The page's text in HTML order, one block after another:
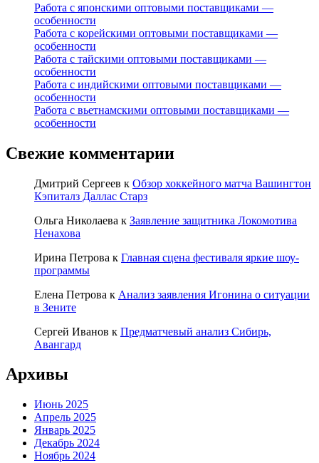
Работа с японскими оптовыми поставщиками —
особенности
Работа с корейскими оптовыми поставщиками —
особенности
Работа с тайскими оптовыми поставщиками —
особенности
Работа с индийскими оптовыми поставщиками —
особенности
Работа с вьетнамскими оптовыми поставщиками —
особенности
Свежие комментарии
Дмитрий Сергеев к Обзор хоккейного матча Вашингтон
Кэпиталз Даллас Старз
Ольга Николаева к Заявление защитника Локомотива
Ненахова
Ирина Петрова к Главная сцена фестиваля яркие шоу-
программы
Елена Петрова к Анализ заявления Игонина о ситуации
в Зените
Сергей Иванов к Предматчевый анализ Сибирь,
Авангард
Архивы
Июнь 2025
Апрель 2025
Январь 2025
Декабрь 2024
Ноябрь 2024